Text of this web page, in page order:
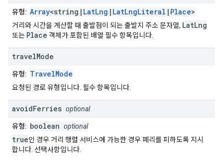
유형: Array<string| LatLng | LatLngLiteral | Place>
거리와 시간을 계산할 때 출발점이 되는 출발지 주소 문자열, LatLng
또는 Place 객체가 포함된 배열 필수 항목입니다.
travelMode
유형: TravelMode
요청된 경로 유형입니다. 필수 항목입니다.
avoidFerries optional
유형: boolean optional
true인 경우 거리 행렬 서비스에 가능한 경우 페리를 피하도록 지시
합니다. 선택사항입니다.